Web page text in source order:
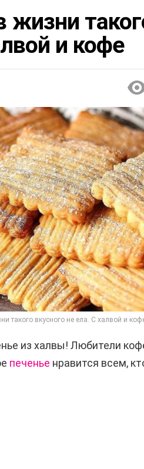
жизни
и кофе
такого вкусного не ела. С халвой и
из халвы! Любители
печенье нравится всем,